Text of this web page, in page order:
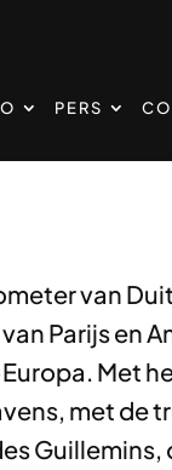
PERS
van
Parijs en
Met
met de